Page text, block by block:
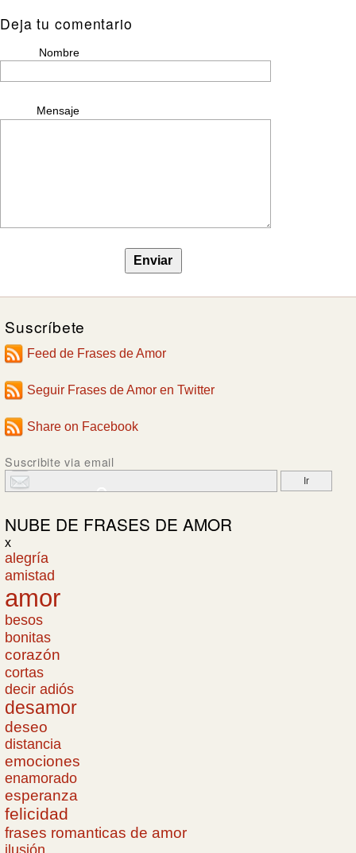
Deja tu comentario
Nombre
Mensaje
Suscríbete
Feed de Frases de Amor
Seguir Frases de Amor en Twitter
Share on Facebook
Suscribite via email
NUBE DE FRASES DE AMOR
x
alegría
amistad
amor
besos
bonitas
corazón
cortas
decir adiós
desamor
deseo
distancia
emociones
enamorado
esperanza
felicidad
frases romanticas de amor